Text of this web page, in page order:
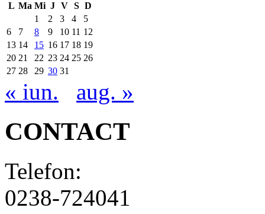
L Ma Mi J V S D
1
2 3 4
5
6
7 8 9 10 11 12
13 14 15 16 17 18 19
20 21 22 23 24 25 26
27 28 29 30 31
« iun. aug. »
CONTACT
Telefon:
0238-724041